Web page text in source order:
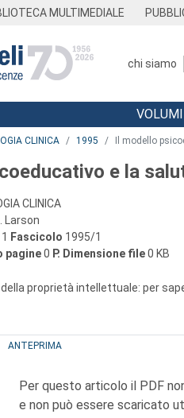
MULTIMEDIALE
chi siamo
VOLUMI
CLINICA 1995 Il modello
e la
CLINICA
Larson
1 Fascicolo 1995/1
pagine0 P. Dimensione file0 KB
della proprietà intellettuale: per
ANTEPRIMA
Per questo articolo il PDF
e non può essere scaricato